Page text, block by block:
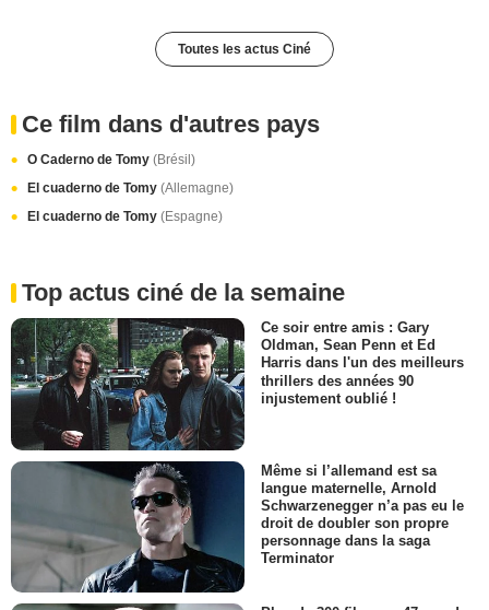
Toutes les actus Ciné
Ce film dans d'autres pays
O Caderno de Tomy (Brésil)
El cuaderno de Tomy (Allemagne)
El cuaderno de Tomy (Espagne)
Top actus ciné de la semaine
Ce soir entre amis : Gary
Oldman, Sean Penn et Ed
Harris dans l'un des meilleurs
thrillers des années 90
injustement oublié !
Même si l’allemand est sa
langue maternelle, Arnold
Schwarzenegger n’a pas eu le
droit de doubler son propre
personnage dans la saga
Terminator